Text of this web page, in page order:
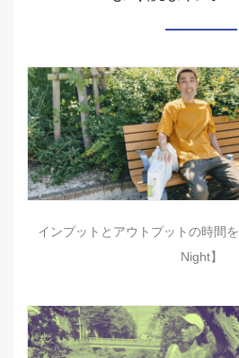
インプットとアウトプットの時間
Night】